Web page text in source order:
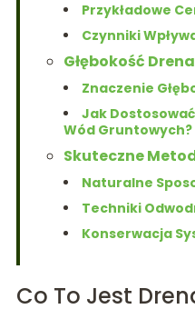
Przykładowe
Czynniki
Głębokość
Znaczenie
Jak
Wód Gruntowych?
Skuteczne
Naturalne
Techniki
Konserwacja
Co To Jest